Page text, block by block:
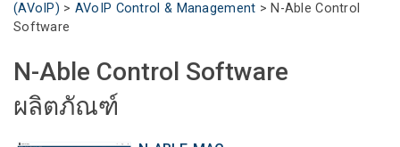
ภาษา/ภูมิภาค
(AVoIP) > AVoIP Control & Management > N-Able Control
Software
N-Able Control Software
ผลิตภัณฑ์